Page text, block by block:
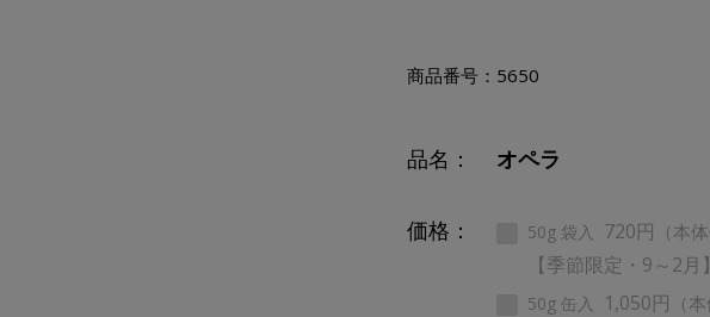
商品番号： 5650
品名： オペラ
価格： 50g 袋入 720円 （本
【季節限定・9～2月】
50g 缶入 1,050円 （